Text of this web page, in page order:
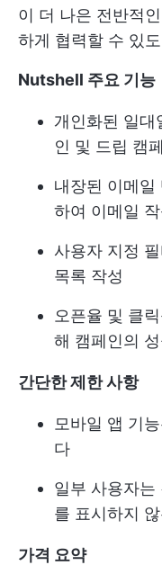
이 더 나은 전반적
하게 협력할 수 있
Nutshell 주요 기능
개인화된 일대
인 및 드립 캠
내장된 이메일
하여 이메일
사용자 지정
목록 작성
오픈율 및 클
해 캠페인의
간단한 제한 사항
모바일 앱 기
다
일부 사용자는
를 표시하지
가격 요약